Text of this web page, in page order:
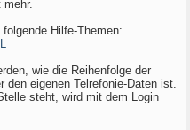
Hilfe-Themen:
wie die Reihenfolge der
den eigenen Telrefonie-Daten ist.
steht, wird mit dem Login